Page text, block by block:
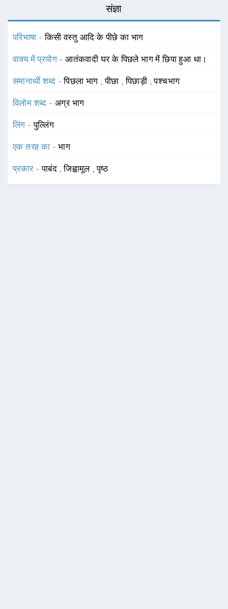
संज्ञा
परिभाषा -किसी वस्तु आदि के पीछे का भाग
वाक्य में प्रयोग -आतंकवादी घर के पिछले भाग में छिपा हुआ था।
समानार्थी शब्द -पिछला भाग ,पीछा ,पिछाड़ी ,पश्चभाग
विलोम शब्द - अग्र भाग
लिंग -पुल्लिंग
एक तरह का -भाग
प्रकार -पाबंद ,जिह्वामूल ,पृष्ठ